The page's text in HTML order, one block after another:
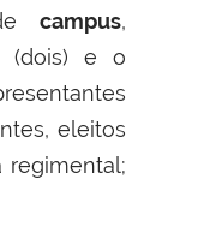
campus,
(dois) e o
eleitos
regimental;